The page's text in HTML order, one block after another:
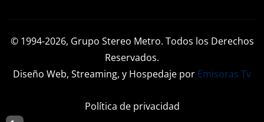
© 1994-2026, Grupo Stereo Metro. Todos los Derechos
Reservados.
Diseño Web, Streaming, y Hospedaje por Emisoras Tv
Política de privacidad